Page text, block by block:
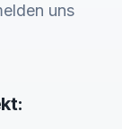
uns